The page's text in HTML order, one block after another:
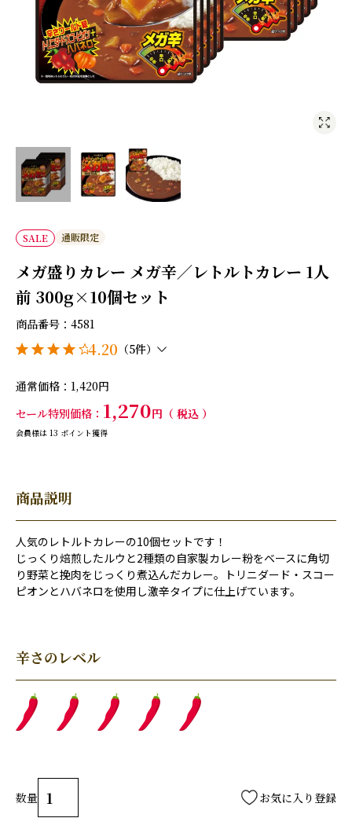
SALE 通販限定
メガ盛りカレー メガ辛／レトルトカレー 1人
前 300g×10個セット
商品番号 4581
4.20 （5件）
通常価格
1,420
セール特別価格
1,270 税込
会員様は 13 ポイント獲得
商品説明
人気のレトルトカレーの10個セットです！
じっくり焙煎したルウと2種類の自家製カレー粉をベースに角切
り野菜と挽肉をじっくり煮込んだカレー。トリニダード・スコー
ピオンとハバネロを使用し激辛タイプに仕上げています。
辛さのレベル
お気に入り登録